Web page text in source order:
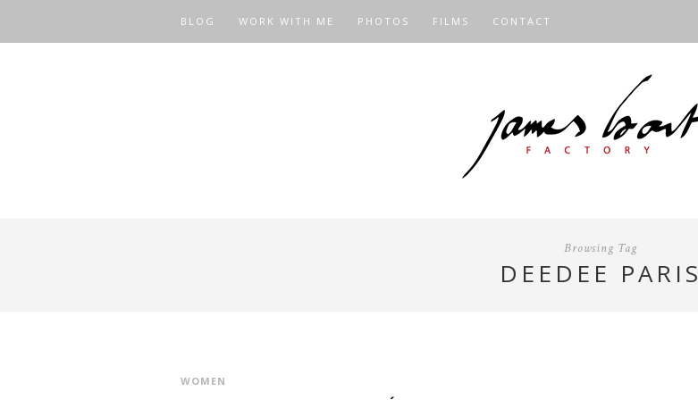
BLOG WORK WITH ME PHOTOS FILMS CONTACT
Browsing Tag
DEEDEE PARIS
WOMEN